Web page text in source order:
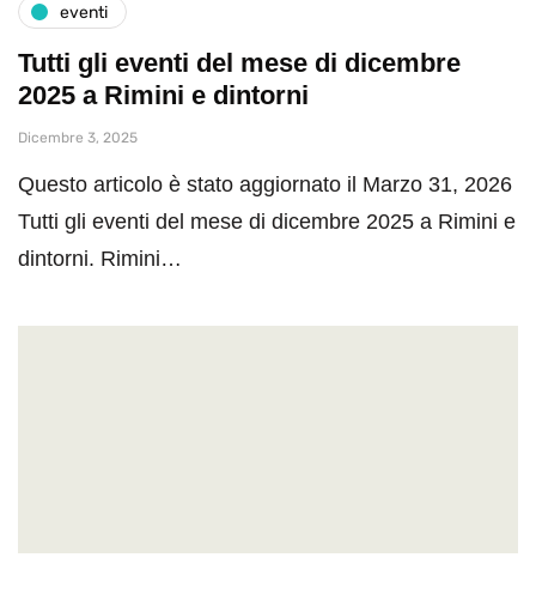
eventi
Tutti gli eventi del mese di dicembre
2025 a Rimini e dintorni
Dicembre 3, 2025
Questo articolo è stato aggiornato il Marzo 31, 2026
Tutti gli eventi del mese di dicembre 2025 a Rimini e
dintorni. Rimini…